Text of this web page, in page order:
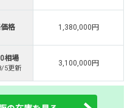
ント開催中！
で4種類アド確解放
パ公式はこちら ＞
格 1,380,000円
相場
5更新
3,100,000円